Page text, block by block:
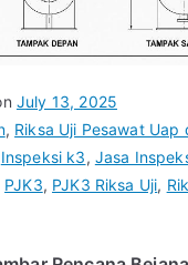
July 13, 2025
, Riksa Uji Pesawat Uap
Inspeksi k3, Jasa
PJK3, PJK3 Riksa Uji,